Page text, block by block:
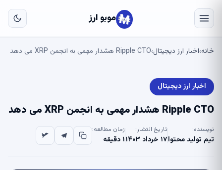
موبو ارز
خانه›اخبار ارز دیجیتال›Ripple CTO هشدار مهمی به انجمن XRP می دهد
اخبار ارز دیجیتال
Ripple CTO هشدار مهمی به انجمن XRP می دهد
نویسنده:
تیم تولید محتوا
تاریخ انتشار:
۱۷ خرداد ۱۴۰۳
زمان مطالعه:
۱ دقیقه